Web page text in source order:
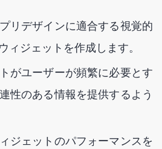
リデザインに適合する視覚的
ィジェットを作成します。
がユーザーが頻繁に必要とす
性のある情報を提供するよう
ジェットのパフォーマンスを